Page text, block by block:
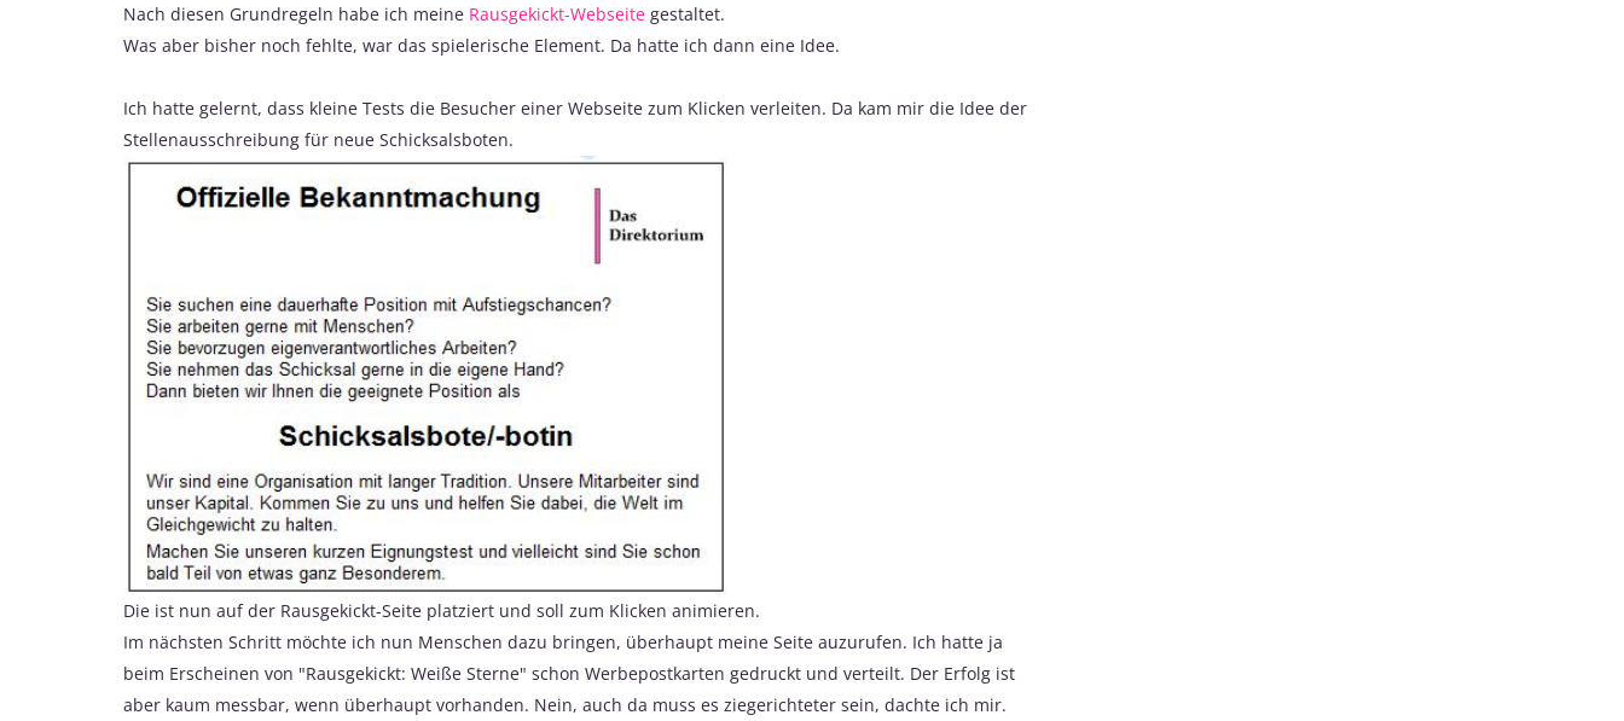
Nach diesen Grundregeln habe ich meine Rausgekickt-Webseite gestaltet.
Was aber bisher noch fehlte, war das spielerische Element. Da hatte ich dann eine Idee.
Ich hatte gelernt, dass kleine Tests die Besucher einer Webseite zum Klicken verleiten. Da kam mir die Idee der
Stellenausschreibung für neue Schicksalsboten.
Die ist nun auf der Rausgekickt-Seite platziert und soll zum Klicken animieren.
Im nächsten Schritt möchte ich nun Menschen dazu bringen, überhaupt meine Seite auzurufen. Ich hatte ja
beim Erscheinen von "Rausgekickt: Weiße Sterne" schon Werbepostkarten gedruckt und verteilt. Der Erfolg ist
aber kaum messbar, wenn überhaupt vorhanden. Nein, auch da muss es ziegerichteter sein, dachte ich mir.